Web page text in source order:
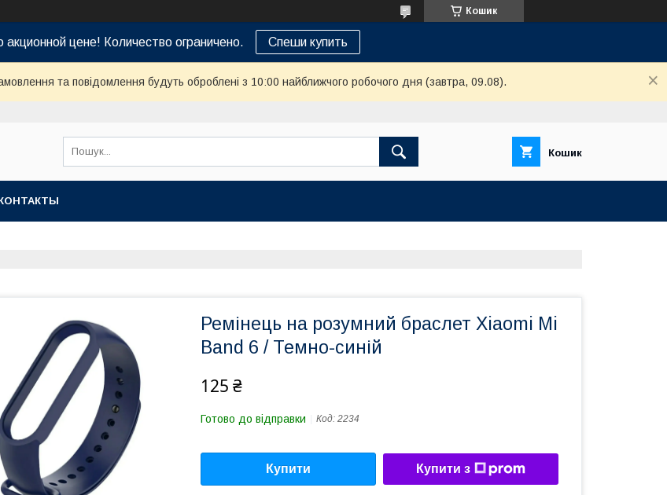
Кошик
цене! Количество ограничено. Спеши купить
та повідомлення будуть оброблені з 10:00 найближчого робочого дня (завтра, 09.08).
Кошик
Ремінець на розумний браслет Xiaomi Mi
Band 6 / Темно-синій
125 ₴
Готово до відправки Код: 2234
Купити Купити з